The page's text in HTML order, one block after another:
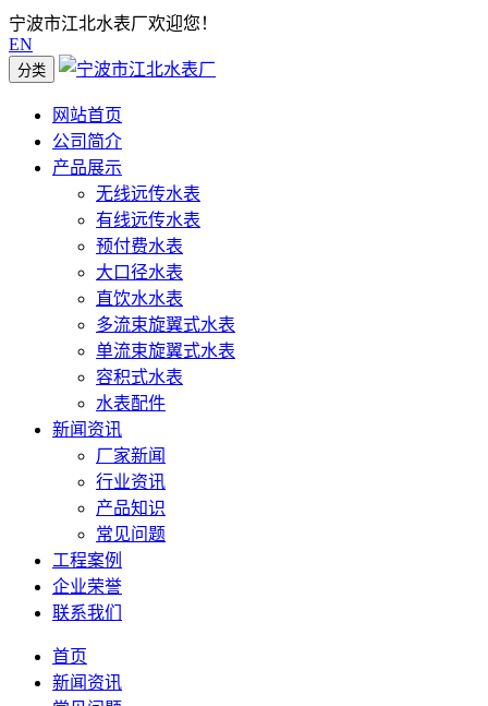
宁波市江北水表厂欢迎您！
EN
分类
网站首页
公司简介
产品展示
无线远传水表
有线远传水表
预付费水表
大口径水表
直饮水水表
多流束旋翼式水表
单流束旋翼式水表
容积式水表
水表配件
新闻资讯
厂家新闻
行业资讯
产品知识
常见问题
工程案例
企业荣誉
联系我们
首页
新闻资讯